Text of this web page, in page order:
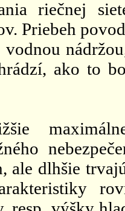
riečnej
Priebeh
vodnou
ako to
ale dlhšie